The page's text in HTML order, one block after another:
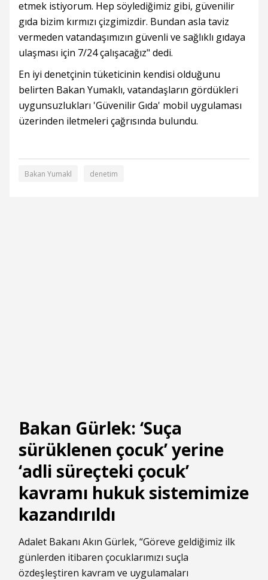
etmek istiyorum. Hep söylediğimiz gibi, güvenilir
gıda bizim kırmızı çizgimizdir. Bundan asla taviz
vermeden vatandaşımızın güvenli ve sağlıklı gıdaya
ulaşması için 7/24 çalışacağız" dedi.
En iyi denetçinin tüketicinin kendisi olduğunu
belirten Bakan Yumaklı, vatandaşların gördükleri
uygunsuzlukları 'Güvenilir Gıda' mobil uygulaması
üzerinden iletmeleri çağrısında bulundu.
Bakan Yumakl denetim
Bakan Gürlek: ‘Suça
sürüklenen çocuk’ yerine
‘adli süreçteki çocuk’
kavramı hukuk sistemimize
kazandırıldı
Adalet Bakanı Akın Gürlek, “Göreve geldiğimiz ilk
günlerden itibaren çocuklarımızı suçla
özdeşleştiren kavram ve uygulamaları